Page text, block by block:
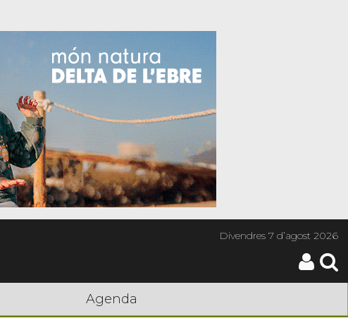
Divendres7 d’agost 2026
Agenda